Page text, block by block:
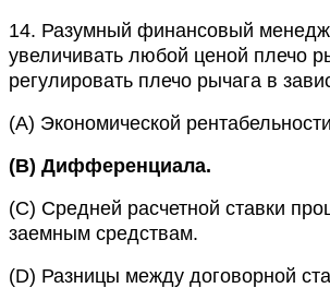
14. Разумный финансовый
увеличивать любой ценой плечо
регулировать плечо рычага в
(A) Экономической
(B) Дифференциала.
(C) Средней расчетной ставки
заемным средствам.
(D) Разницы между договорной